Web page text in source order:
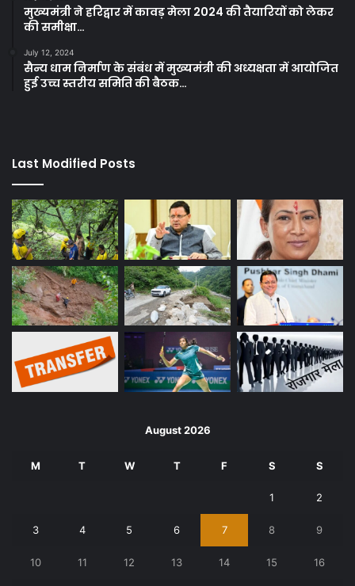
मुख्यमंत्री ने हरिद्वार में कावड़ मेला 2024 की तैयारियों को लेकर
की समीक्षा…
July 12, 2024
सैन्य धाम निर्माण के संबंध में मुख्यमंत्री की अध्यक्षता में आयोजित
हुई उच्च स्तरीय समिति की बैठक…
Last Modified Posts
August 2026
M T W T F S S
1 2
3 4 5 6 7 8 9
10 11 12 13 14 15 16